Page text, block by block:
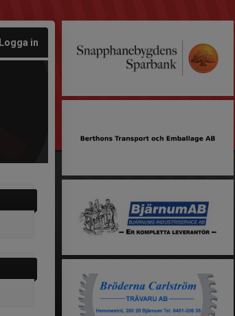
Logga in